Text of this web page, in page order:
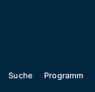
Suche Programm